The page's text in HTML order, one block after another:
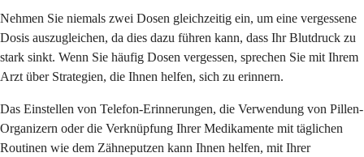
Nehmen Sie niemals zwei Dosen gleichzeitig ein, um eine vergessene
Dosis auszugleichen, da dies dazu führen kann, dass Ihr Blutdruck zu
stark sinkt. Wenn Sie häufig Dosen vergessen, sprechen Sie mit Ihrem
Arzt über Strategien, die Ihnen helfen, sich zu erinnern.
Das Einstellen von Telefon-Erinnerungen, die Verwendung von Pillen-
Organizern oder die Verknüpfung Ihrer Medikamente mit täglichen
Routinen wie dem Zähneputzen kann Ihnen helfen, mit Ihrer